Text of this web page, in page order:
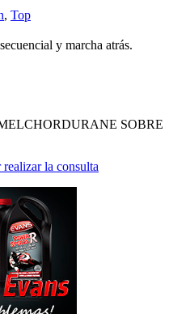
y marcha atrás.
SOBRE
la consulta